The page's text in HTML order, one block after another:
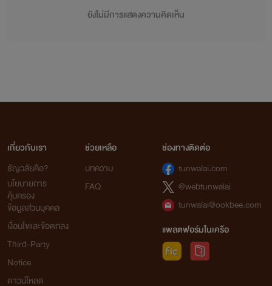
ยังไม่มีการแสดงความคิดเห็น
เกี่ยวกับเรา
ธัญวลัยคือ?
นโยบายการ
คุ้มครอง
ข้อมูลส่วนบุคคล
เงื่อนไขและข้อตกลง
Third-Party
Notice
ดาวน์โหลด
ช่วยเหลือ
บทความ
FAQ
ช่องทางติดต่อ
tunwalai.com
@webtunwalai
tunwalai@ookbee.com
แพลตฟอร์มในเครือ